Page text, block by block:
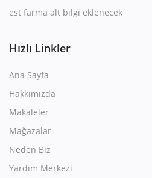
est farma alt bilgi eklenecek
Hızlı Linkler
Ana Sayfa
Hakkımızda
Makaleler
Mağazalar
Neden Biz
Yardım Merkezi